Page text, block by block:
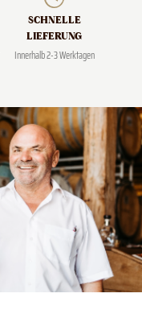
SCHNELLE
LIEFERUNG
Innerhalb 2-3 Werktagen